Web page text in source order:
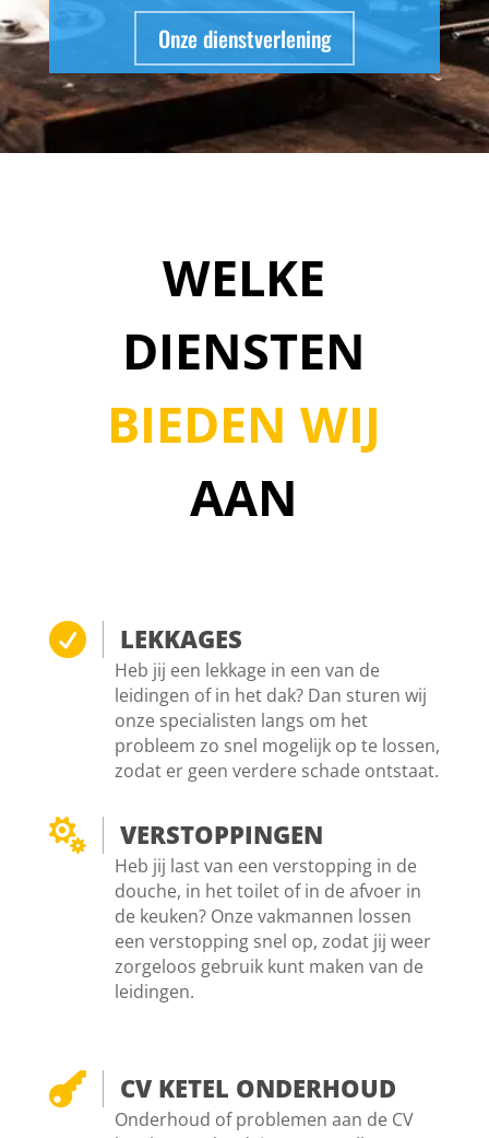
Onze dienstverlening
WELKE
DIENSTEN
BIEDEN WIJ
AAN
 LEKKAGES
Heb jij een lekkage in een van de
leidingen of in het dak? Dan sturen wij
onze specialisten langs om het
probleem zo snel mogelijk op te lossen,
zodat er geen verdere schade ontstaat.
 VERSTOPPINGEN
Heb jij last van een verstopping in de
douche, in het toilet of in de afvoer in
de keuken? Onze vakmannen lossen
een verstopping snel op, zodat jij weer
zorgeloos gebruik kunt maken van de
leidingen.
 CV KETEL ONDERHOUD
Onderhoud of problemen aan de CV